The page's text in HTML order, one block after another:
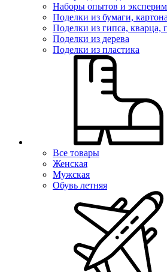
Наборы опытов и
Поделки из бумаги,
Поделки из гипса, кварца,
Поделки из дерева
Поделки из пластика
Все товары
Женская
Мужская
Обувь летняя